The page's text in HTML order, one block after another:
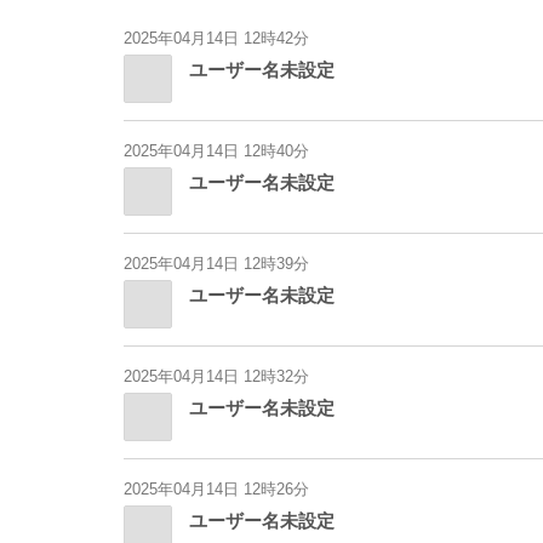
2025年04月14日 12時42分
ユーザー名未設定
2025年04月14日 12時40分
ユーザー名未設定
2025年04月14日 12時39分
ユーザー名未設定
2025年04月14日 12時32分
ユーザー名未設定
2025年04月14日 12時26分
ユーザー名未設定